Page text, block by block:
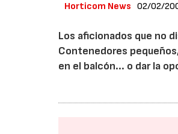
Horticom News 02/02/
Los aficionados que no
Contenedores
en el balcón... o dar la